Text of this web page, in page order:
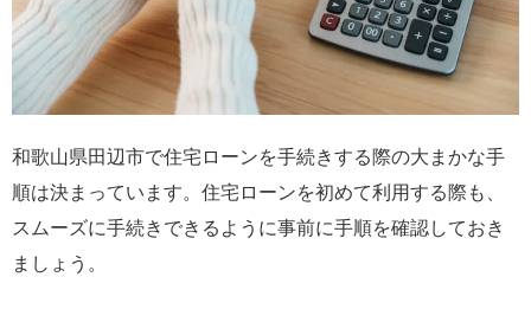
和歌山県田辺市で住宅ローンを手続きする際の大まかな手
順は決まっています。住宅ローンを初めて利用する際も、
スムーズに手続きできるように事前に手順を確認しておき
ましょう。